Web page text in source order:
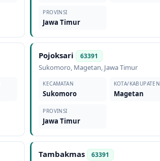
PROVINSI
Jawa Timur
Pojoksari 63391
Sukomoro, Magetan, Jawa Timur
KECAMATAN
Sukomoro
KOTA/KABUPATEN
Magetan
PROVINSI
Jawa Timur
Tambakmas 63391